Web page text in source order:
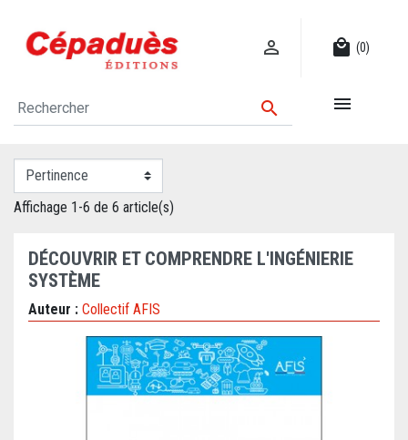
 local_mall (0)
 
Affichage 1-6 de 6 article(s)
DÉCOUVRIR ET COMPRENDRE L'INGÉNIERIE
SYSTÈME
Auteur : Collectif AFIS